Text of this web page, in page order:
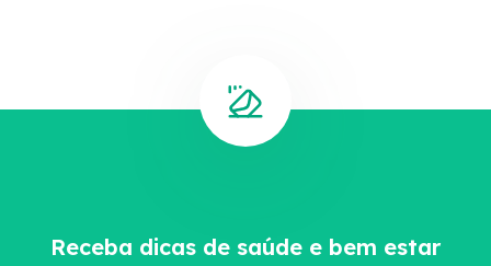
Receba dicas de saúde e bem estar